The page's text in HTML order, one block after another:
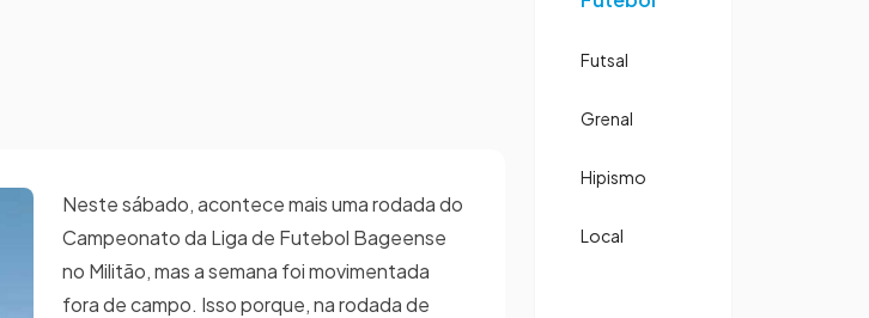
Neste sábado, acontece mais uma rodada do
Campeonato da Liga de Futebol Bageense
no Militão, mas a semana foi movimentada
fora de campo. Isso porque, na rodada de
Futsal
Grenal
Hipismo
Local